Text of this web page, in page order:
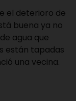
el deterioro de
buena ya no
agua que
están tapadas
una vecina.